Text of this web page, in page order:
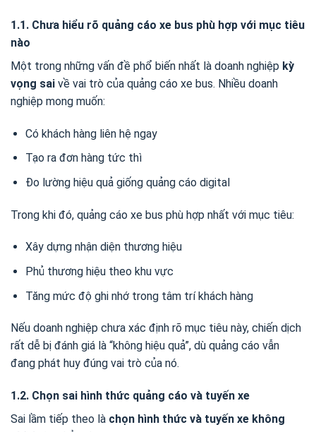
1.1. Chưa hiểu rõ quảng cáo xe bus phù hợp với mục tiêu
nào
Một trong những vấn đề phổ biến nhất là doanh nghiệp kỳ
vọng sai về vai trò của quảng cáo xe bus. Nhiều doanh
nghiệp mong muốn:
Có khách hàng liên hệ ngay
Tạo ra đơn hàng tức thì
Đo lường hiệu quả giống quảng cáo digital
Trong khi đó, quảng cáo xe bus phù hợp nhất với mục tiêu:
Xây dựng nhận diện thương hiệu
Phủ thương hiệu theo khu vực
Tăng mức độ ghi nhớ trong tâm trí khách hàng
Nếu doanh nghiệp chưa xác định rõ mục tiêu này, chiến dịch
rất dễ bị đánh giá là “không hiệu quả”, dù quảng cáo vẫn
đang phát huy đúng vai trò của nó.
1.2. Chọn sai hình thức quảng cáo và tuyến xe
Sai lầm tiếp theo là chọn hình thức và tuyến xe không